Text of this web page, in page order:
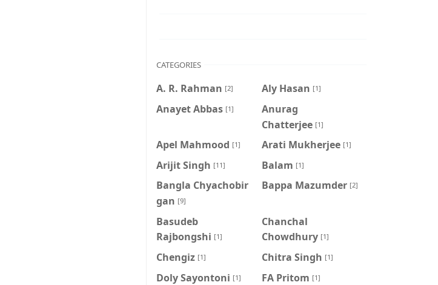
CATEGORIES
A. R. Rahman [2] Aly Hasan [1]
Anayet Abbas [1]
Anurag
Chatterjee [1]
Apel Mahmood [1] Arati Mukherjee [1]
Arijit Singh [11] Balam [1]
Bangla Chyachobir
gan [9]
Bappa Mazumder [2]
Basudeb
Rajbongshi [1]
Chanchal
Chowdhury [1]
Chengiz [1] Chitra Singh [1]
Doly Sayontoni [1] FA Pritom [1]